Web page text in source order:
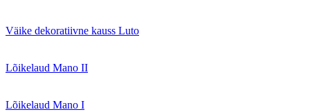
Väike dekoratiivne kauss Luto
Lõikelaud Mano II
Lõikelaud Mano I